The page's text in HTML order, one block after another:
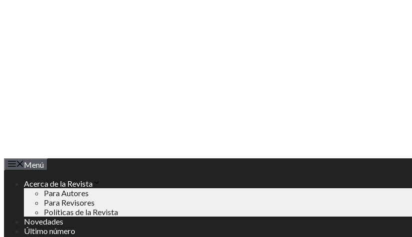
Menú
Acerca de la Revista
Para Autores
Para Revisores
Políticas de la Revista
Novedades
Último número